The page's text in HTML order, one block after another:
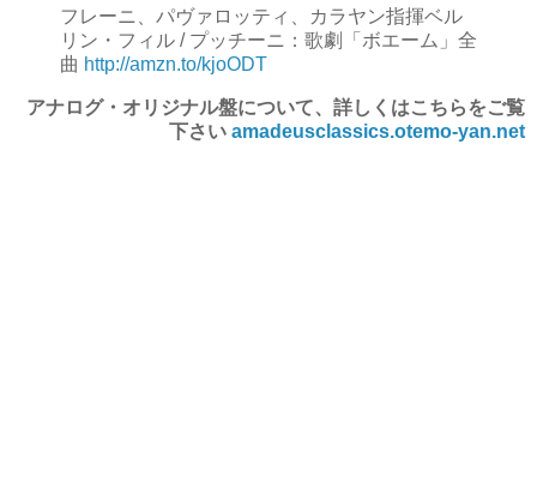
フレーニ、パヴァロッティ、カラヤン指揮ベル
リン・フィル / プッチーニ：歌劇「ボエーム」全
曲 http://amzn.to/kjoODT
アナログ・オリジナル盤について、詳しくはこちらをご覧
下さい amadeusclassics.otemo-yan.net